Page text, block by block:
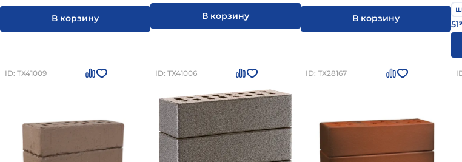
В корзину В корзину В корзину
51
ID: ТХ41009 ID: ТХ41006 ID: ТХ28167